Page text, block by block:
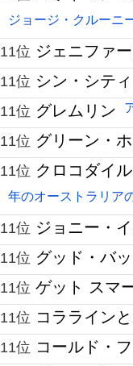
ジョージ・クルーニ
11位 ジェニファ
11位 シン・シティ
11位 グレムリン
11位 グリーン・
11位 クロコダイ
年のオーストラリア
11位 ジョニー・
11位 グッド・バ
11位 ゲット スマ
11位 コラライン
11位 コールド・